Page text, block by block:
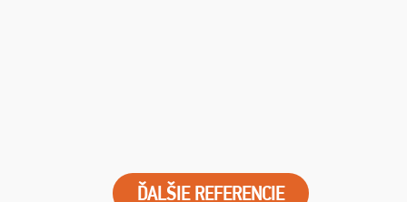
ĎALŠIE REFERENCIE